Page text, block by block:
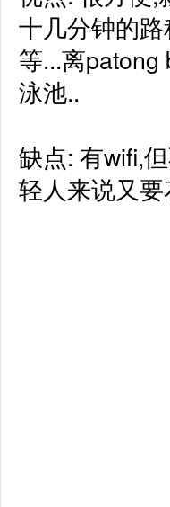
十几分钟的
等...离
泳池..
缺点: 有wifi,
轻人来说又